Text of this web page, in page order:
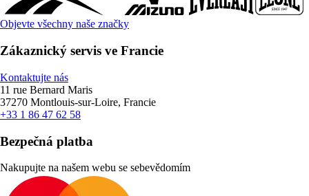
Objevte všechny naše značky
Zákaznický servis ve Francie
Kontaktujte nás
11 rue Bernard Maris
37270 Montlouis-sur-Loire, Francie
+33 1 86 47 62 58
Bezpečná platba
Nakupujte na našem webu se sebevědomím